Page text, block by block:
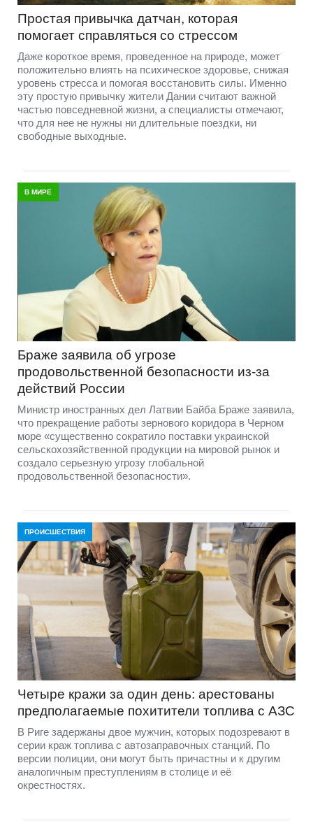
Простая привычка датчан, которая
помогает справляться со стрессом
Даже короткое время, проведенное на природе, может
положительно влиять на психическое здоровье, снижая
уровень стресса и помогая восстановить силы. Именно
эту простую привычку жители Дании считают важной
частью повседневной жизни, а специалисты отмечают,
что для нее не нужны ни длительные поездки, ни
свободные выходные.
В МИРЕ
Браже заявила об угрозе
продовольственной безопасности из-за
действий России
Министр иностранных дел Латвии Байба Браже заявила,
что прекращение работы зернового коридора в Черном
море «существенно сократило поставки украинской
сельскохозяйственной продукции на мировой рынок и
создало серьезную угрозу глобальной
продовольственной безопасности».
ПРОИСШЕСТВИЯ
Четыре кражи за один день: арестованы
предполагаемые похитители топлива с АЗС
В Риге задержаны двое мужчин, которых подозревают в
серии краж топлива с автозаправочных станций. По
версии полиции, они могут быть причастны и к другим
аналогичным преступлениям в столице и её
окрестностях.